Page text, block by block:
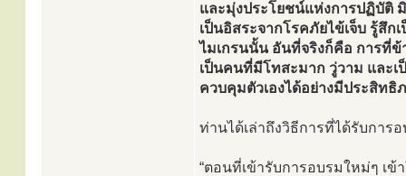
และมุ่งประโยชน์แห่งการปฏิบัติ
เป็นอิสระจากโรคภัยไข้เจ็บ รู้สึ
ไมเกรนนั้น อันที่จริงก็คือ การที่ข้
เป็นคนที่มีโทสะมาก วู่วาม และ
ควบคุมตัวเองได้อย่างมีประสิทธิ
ท่านได้เล่าถึงวิธีการที่ได้รับการ
“ตอนที่เข้ารับการอบรมใหม่ๆ เข้